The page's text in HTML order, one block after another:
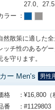
27.0、
ラー
然散策に適した
ッチ性のあるゲ
守ります。
ー Men's 男性
格
¥16,800（
番
#1129803